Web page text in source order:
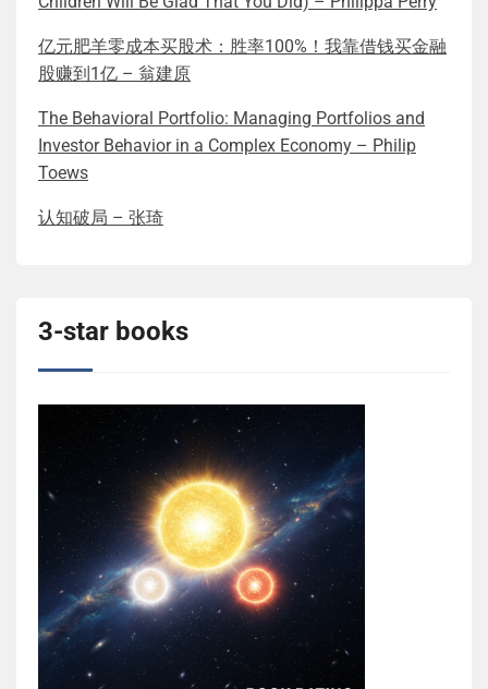
亿元肥羊零成本买股术：胜率100%！我靠借钱买金融
股赚到1亿 – 翁建原
The Behavioral Portfolio: Managing Portfolios and
Investor Behavior in a Complex Economy – Philip
Toews
认知破局 – 张琦
3-star books